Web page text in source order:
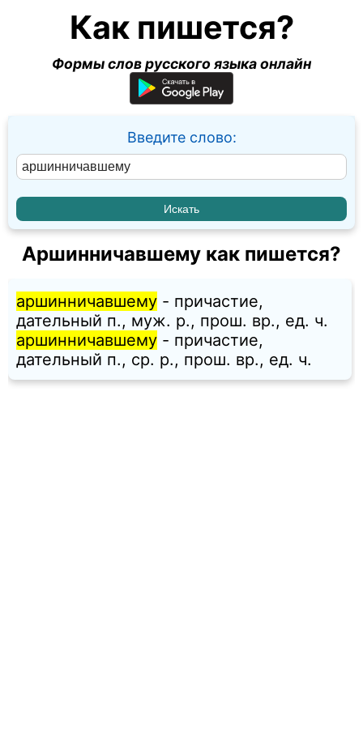
Как пишется?
Формы слов русского языка онлайн
Введите слово:
Аршинничавшему как пишется?
аршинничавшему - причастие,
дательный п., муж. p., прош. вр., ед. ч.
аршинничавшему - причастие,
дательный п., ср. p., прош. вр., ед. ч.